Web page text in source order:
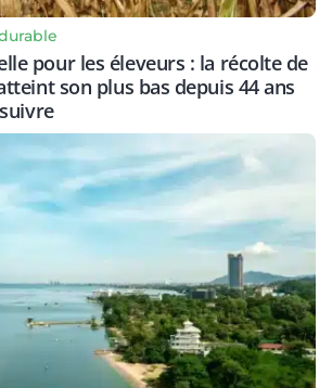
pour les éleveurs : la récolte de
son plus bas depuis 44 ans